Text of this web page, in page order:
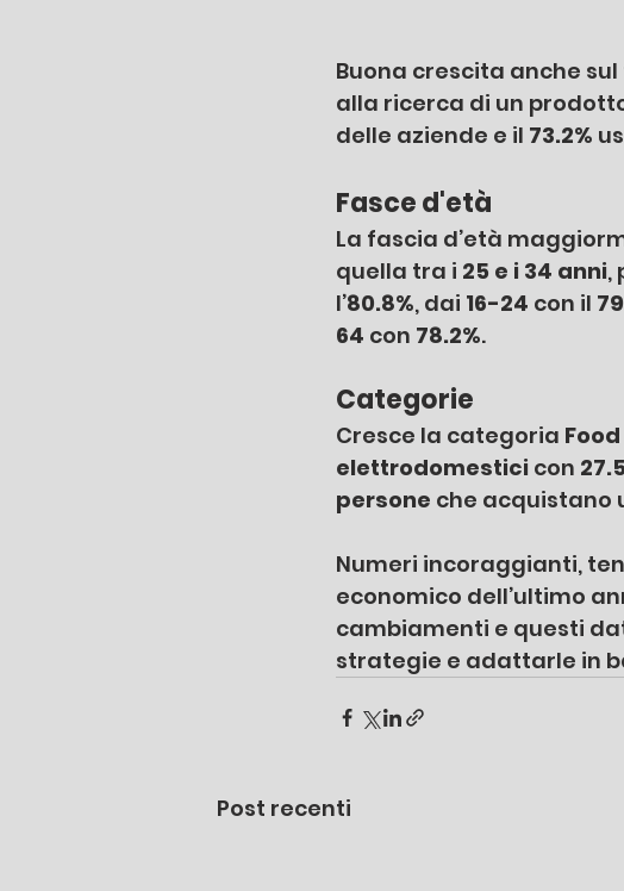
Buona crescita anche
alla ricerca di un
delle aziende e il 73.2%
Fasce d'età
La fascia d’età
quella tra i 25 e i 34 anni,
l’80.8%, dai 16-24 con il
64 con 78.2%.
Categorie
Cresce la categoria
elettrodomestici con
persone che acquistano
Numeri incoraggianti,
economico dell’ultimo
cambiamenti e questi
strategie e adattarle in
Post recenti